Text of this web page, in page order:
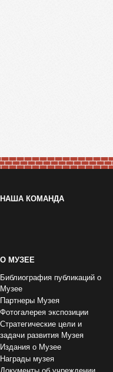
НАША КОМАНДА
О МУЗЕЕ
Библиография публикаций о
Музее
Партнеры Музея
Фотогалерея экспозиции
Стратегические цели и
задачи развития Музея
Издания о Музее
Награды музея